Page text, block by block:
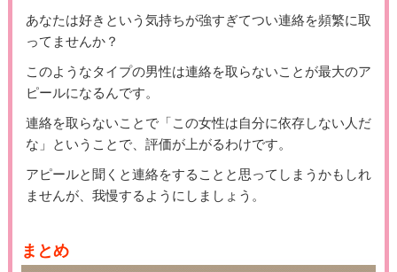
あなたは好きという気持ちが強すぎてつい連絡を頻繁に取
ってませんか？
このようなタイプの男性は連絡を取らないことが最大のア
ピールになるんです。
連絡を取らないことで「この女性は自分に依存しない人だ
な」ということで、評価が上がるわけです。
アピールと聞くと連絡をすることと思ってしまうかもしれ
ませんが、我慢するようにしましょう。
まとめ